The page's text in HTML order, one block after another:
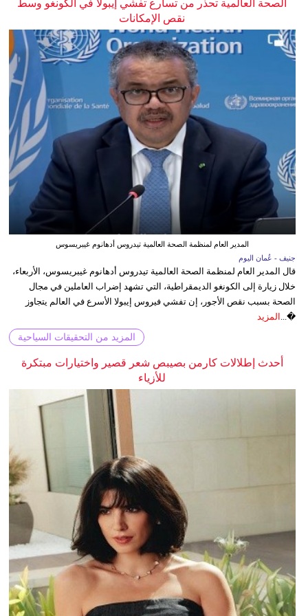
الصحة العالمية تحذر من تسارع تفشي إيبولا في الكونغو وسط
نقص الإمكانات
المدير العام لمنظمة الصحة العالمية تيدروس أدهانوم غيبريسوس
جنيف - عُمان اليوم
قال المدير العام لمنظمة الصحة العالمية تيدروس أدهانوم غيبريسوس، الأربعاء،
خلال زيارة إلى الكونغو الديمقراطية، التي تشهد إضراب العاملين في مجال
الصحة بسبب نقص الأجور، إن تفشي فيروس إيبولا الأسرع في العالم يتجاوز
�... المزيد
المزيد من التحقيقات السياحية
أحدث إطلالات كارمن بصيبص شعر قصير واختيارات مبتكرة
للأزياء